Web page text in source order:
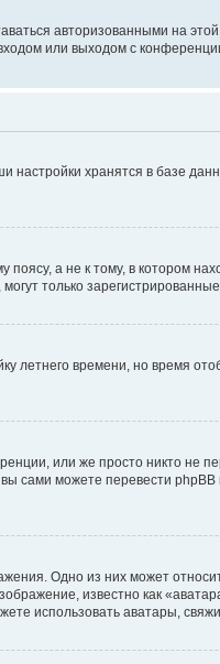
авторизованными на
или выходом с
настройки хранятся в базе
а не к тому, в котором
только
летнего времени, но время
или же просто никто не
вы сами можете перевести
Одно из них может
известно как
использовать аватары,